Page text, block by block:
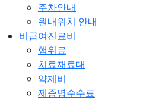
주차안내
원내위치 안내
비급여진료비
행위료
치료재료대
약제비
제증명수수료